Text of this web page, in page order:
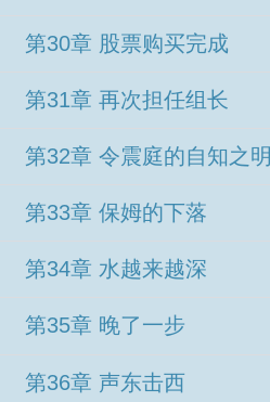
第30章 股票购买完成
第31章 再次担任组长
第32章 令震庭的自知之明
第33章 保姆的下落
第34章 水越来越深
第35章 晚了一步
第36章 声东击西